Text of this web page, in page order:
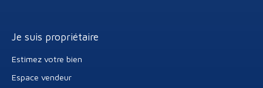
Je suis propriétaire
Estimez votre bien
Espace vendeur